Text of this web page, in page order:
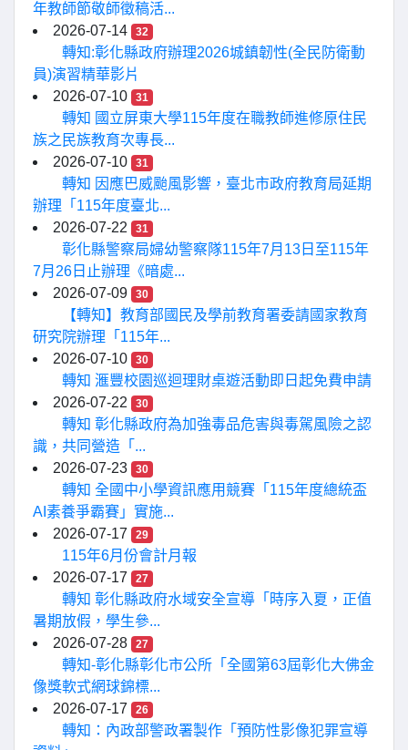
年教師節敬師徵稿活...
2026-07-14
32
轉知:彰化縣政府辦理2026城鎮韌性(全民防衛動
員)演習精華影片
2026-07-10
31
轉知 國立屏東大學115年度在職教師進修原住民
族之民族教育次專長...
2026-07-10
31
轉知 因應巴威颱風影響，臺北市政府教育局延期
辦理「115年度臺北...
2026-07-22
31
彰化縣警察局婦幼警察隊115年7月13日至115年
7月26日止辦理《暗處...
2026-07-09
30
【轉知】教育部國民及學前教育署委請國家教育
研究院辦理「115年...
2026-07-10
30
轉知 滙豐校園巡迴理財桌遊活動即日起免費申請
2026-07-22
30
轉知 彰化縣政府為加強毒品危害與毒駕風險之認
識，共同營造「...
2026-07-23
30
轉知 全國中小學資訊應用競賽「115年度總統盃
AI素養爭霸賽」實施...
2026-07-17
29
115年6月份會計月報
2026-07-17
27
轉知 彰化縣政府水域安全宣導「時序入夏，正值
暑期放假，學生參...
2026-07-28
27
轉知-彰化縣彰化市公所「全國第63屆彰化大佛金
像獎軟式網球錦標...
2026-07-17
26
轉知：內政部警政署製作「預防性影像犯罪宣導